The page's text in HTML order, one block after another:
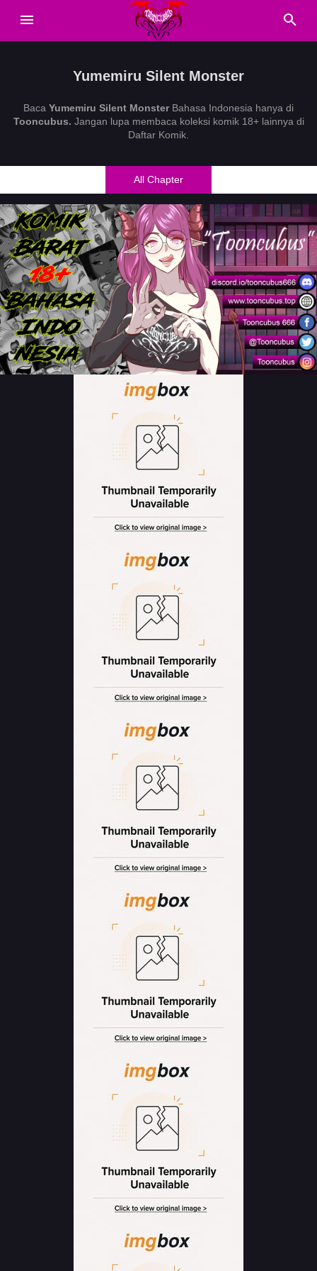
Yumemiru Silent Monster
Baca Yumemiru Silent MonsterBahasa Indonesia hanya di
Tooncubus. Jangan lupa membaca koleksi komik 18+ lainnya di
Daftar Komik.
All Chapter